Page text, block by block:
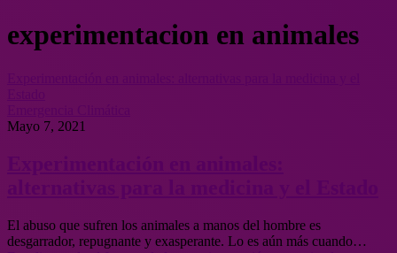
experimentacion en animales
Mayo 7, 2021
El abuso que sufren los animales a manos del hombre es
desgarrador, repugnante y exasperante. Lo es aún más cuando…